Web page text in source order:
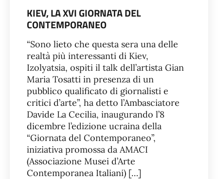
KIEV, LA XVI GIORNATA DEL
CONTEMPORANEO
“Sono lieto che questa sera una delle
realtà più interessanti di Kiev,
Izolyatsia, ospiti il talk dell’artista Gian
Maria Tosatti in presenza di un
pubblico qualificato di giornalisti e
critici d’arte”, ha detto l’Ambasciatore
Davide La Cecilia, inaugurando l’8
dicembre l’edizione ucraina della
“Giornata del Contemporaneo”,
iniziativa promossa da AMACI
(Associazione Musei d’Arte
Contemporanea Italiani) […]